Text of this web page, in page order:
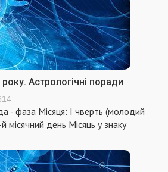
Астрологічні поради
- фаза Місяця: I чверть (молодий
місячний день Місяць у знаку